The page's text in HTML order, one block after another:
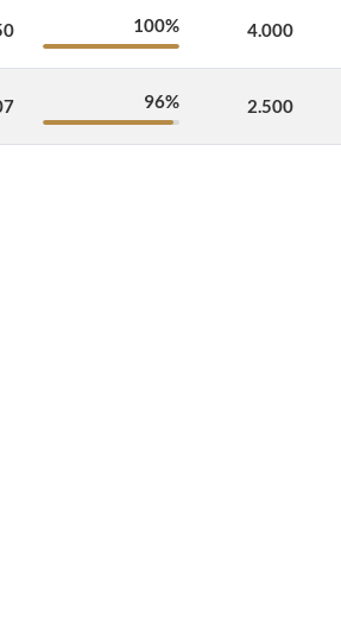
100% 4.000
96% 2.500